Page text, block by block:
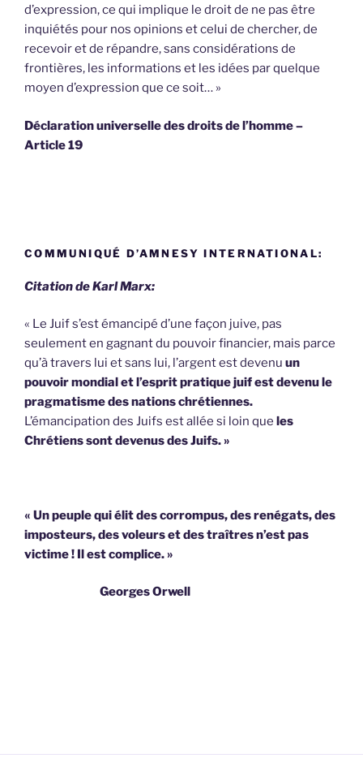
d’expression, ce qui implique le droit de ne pas être
inquiétés pour nos opinions et celui de chercher, de
recevoir et de répandre, sans considérations de
frontières, les informations et les idées par quelque
moyen d’expression que ce soit… »
Déclaration universelle des droits de l’homme –
Article 19
COMMUNIQUÉ D’AMNESY INTERNATIONAL:
Citation de Karl Marx:
« Le Juif s’est émancipé d’une façon juive, pas
seulement en gagnant du pouvoir financier, mais parce
qu’à travers lui et sans lui, l’argent est devenu un
pouvoir mondial et l’esprit pratique juif est devenu le
pragmatisme des nations chrétiennes.
L’émancipation des Juifs est allée si loin que les
Chrétiens sont devenus des Juifs. »
« Un peuple qui élit des corrompus, des renégats, des
imposteurs, des voleurs et des traîtres n’est pas
victime ! Il est complice. »
Georges Orwell